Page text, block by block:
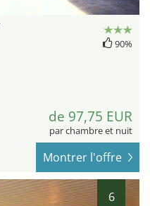
90%
de 97,75 EUR
par chambre et nuit
Montrer l'offre
6